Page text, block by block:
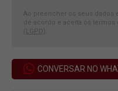
Ao preencher os seus dados
de acordo e aceita os termos
(LGPD)
CONVERSAR NO